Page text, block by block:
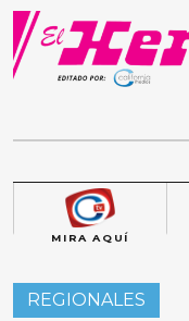
Skip
content
MIRA AQUÍ
REGIONALES